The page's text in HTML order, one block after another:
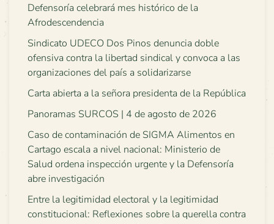
Defensoría celebrará mes histórico de la
Afrodescendencia
Sindicato UDECO Dos Pinos denuncia doble
ofensiva contra la libertad sindical y convoca a las
organizaciones del país a solidarizarse
Carta abierta a la señora presidenta de la República
Panoramas SURCOS | 4 de agosto de 2026
Caso de contaminación de SIGMA Alimentos en
Cartago escala a nivel nacional: Ministerio de
Salud ordena inspección urgente y la Defensoría
abre investigación
Entre la legitimidad electoral y la legitimidad
constitucional: Reflexiones sobre la querella contra